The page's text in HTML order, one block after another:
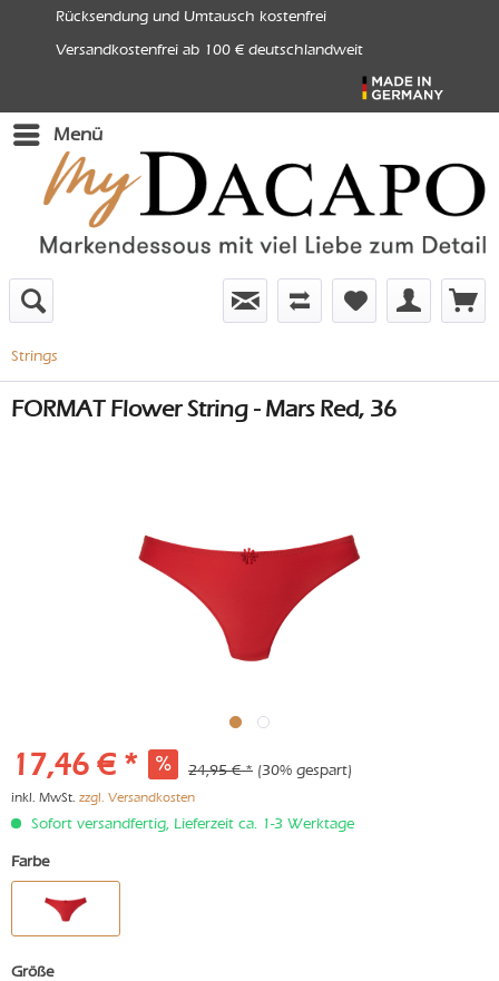
Rücksendung und Umtausch kostenfrei
Versandkostenfrei ab 100 € deutschlandweit
Menü
Strings
FORMAT Flower String - Mars Red, 36
17,46 € * 24,95 € * (30% gespart)
inkl. MwSt. zzgl. Versandkosten
Sofort versandfertig, Lieferzeit ca. 1-3 Werktage
Farbe
Größe